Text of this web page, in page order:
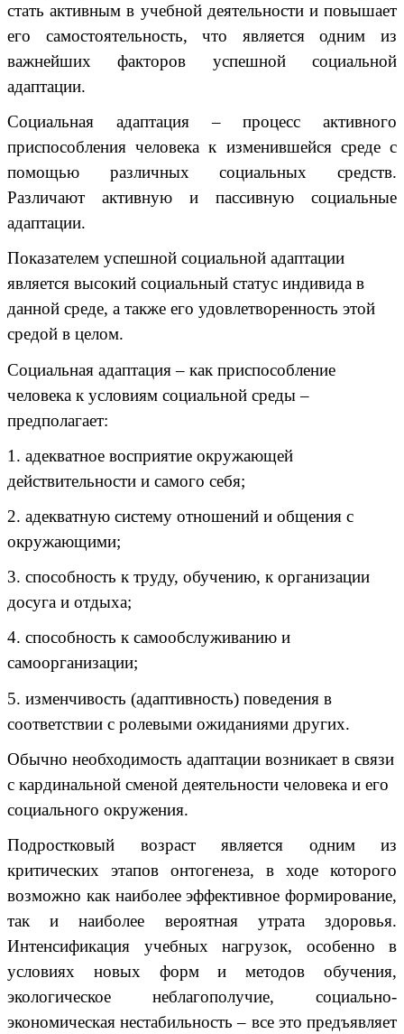
стать активным в учебной деятельности и повышает
его самостоятельность, что является одним из
важнейших факторов успешной социальной
адаптации.
Социальная адаптация – процесс активного
приспособления человека к изменившейся среде с
помощью различных социальных средств.
Различают активную и пассивную социальные
адаптации.
Показателем успешной социальной адаптации
является высокий социальный статус индивида в
данной среде, а также его удовлетворенность этой
средой в целом.
Социальная адаптация – как приспособление
человека к условиям социальной среды –
предполагает:
1. адекватное восприятие окружающей
действительности и самого себя;
2. адекватную систему отношений и общения с
окружающими;
3. способность к труду, обучению, к организации
досуга и отдыха;
4. способность к самообслуживанию и
самоорганизации;
5. изменчивость (адаптивность) поведения в
соответствии с ролевыми ожиданиями других.
Обычно необходимость адаптации возникает в связи
с кардинальной сменой деятельности человека и его
социального окружения.
Подростковый возраст является одним из
критических этапов онтогенеза, в ходе которого
возможно как наиболее эффективное формирование,
так и наиболее вероятная утрата здоровья.
Интенсификация учебных нагрузок, особенно в
условиях новых форм и методов обучения,
экологическое неблагополучие, социально-
экономическая нестабильность – все это предъявляет